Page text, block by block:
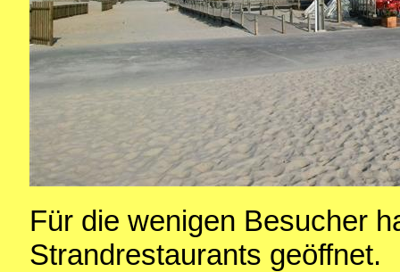
Für die wenigen Besucher
Strandrestaurants geöffnet.